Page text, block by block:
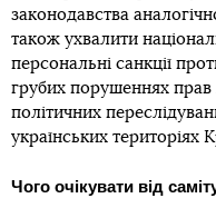
законодавства
також ухвалити
персональні санкції
грубих порушеннях прав
політичних
українських територіях
Чого очікувати від